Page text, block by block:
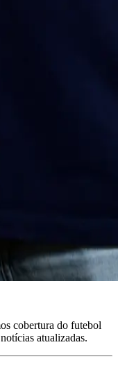
cobertura do futebol
atualizadas.